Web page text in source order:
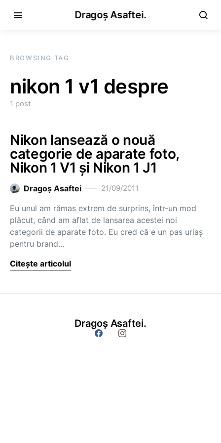
Dragoș Asaftei.
BROWSING TAG
nikon 1 v1 despre
1 post
Nikon lansează o nouă
categorie de aparate foto,
Nikon 1 V1 și Nikon 1 J1
Dragoş Asaftei 21/09/2011
Eu unul am rămas extrem de surprins, într-un mod
plăcut, când am aflat de lansarea acestei noi
categorii de aparate foto. Eu cred că e un pas uriaș
pentru brand…
Citește articolul
Dragoș Asaftei.